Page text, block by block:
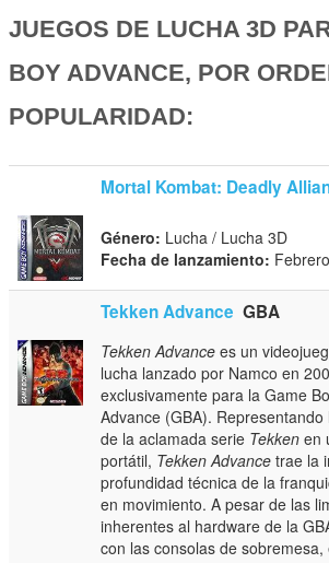
JUEGOS DE LUCHA 3D
BOY ADVANCE, POR
POPULARIDAD:
Mortal Kombat: Deadly
Género: Lucha / Lucha 3D
Fecha de lanzamiento:
Tekken Advance GBA
Tekken Advance es un
lucha lanzado por Namco en
exclusivamente para la Game
Advance (GBA).
de la aclamada serie Tekken en
portátil, Tekken Advance trae la
profundidad técnica de la
en movimiento. A pesar de las
inherentes al hardware de la
con las consolas de sobremesa,